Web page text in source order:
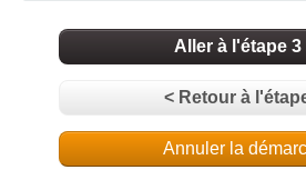
Aller à l'étape 3
< Retour à
Annuler la